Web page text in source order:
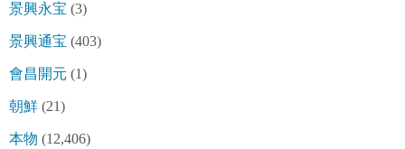
景興永宝 (3)
景興通宝 (403)
會昌開元 (1)
朝鮮 (21)
本物 (12,406)